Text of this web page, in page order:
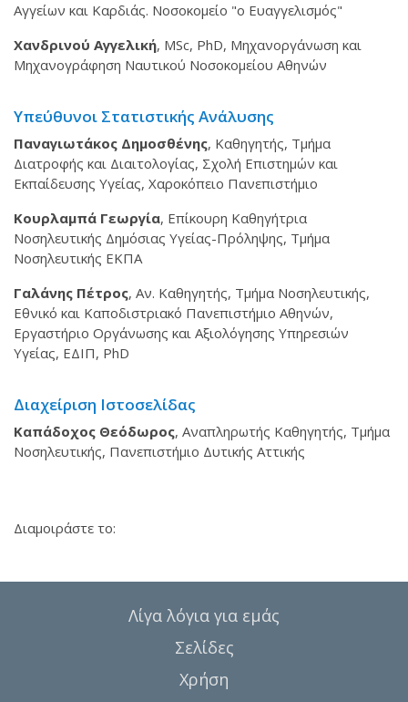
Αγγείων και Καρδιάς. Νοσοκομείο "ο Ευαγγελισμός"
Χανδρινού Αγγελική, MSc, PhD, Μηχανοργάνωση και
Μηχανογράφηση Ναυτικού Νοσοκομείου Αθηνών
Υπεύθυνοι Στατιστικής Ανάλυσης
Παναγιωτάκος Δημοσθένης, Καθηγητής, Τμήμα
Διατροφής και Διαιτολογίας, Σχολή Επιστημών και
Εκπαίδευσης Υγείας, Χαροκόπειο Πανεπιστήμιο
Κουρλαμπά Γεωργία, Επίκουρη Καθηγήτρια
Νοσηλευτικής Δημόσιας Υγείας-Πρόληψης, Τμήμα
Νοσηλευτικής ΕΚΠΑ
Γαλάνης Πέτρος, Αν. Καθηγητής, Τμήμα Νοσηλευτικής,
Εθνικό και Καποδιστριακό Πανεπιστήμιο Αθηνών,
Εργαστήριο Οργάνωσης και Αξιολόγησης Υπηρεσιών
Υγείας, ΕΔΙΠ, PhD
Διαχείριση Ιστοσελίδας
Καπάδοχος Θεόδωρος, Αναπληρωτής Καθηγητής, Τμήμα
Νοσηλευτικής, Πανεπιστήμιο Δυτικής Αττικής
Διαμοιράστε το:
Λίγα λόγια για εμάς
Σελίδες
Χρήση